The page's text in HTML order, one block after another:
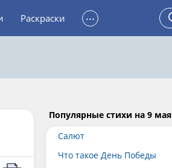
Раскраски ...
Популярные стихи на 9 мая
Салют
Что такое День Победы